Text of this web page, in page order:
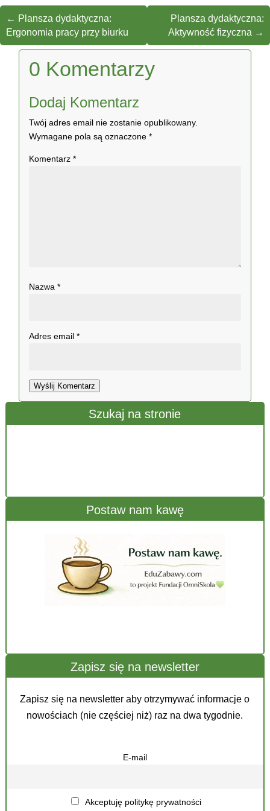
Szukaj na stronie
Postaw nam kawę
Zapisz się na newsletter
Zapisz się na newsletter aby otrzymywać informacje o
nowościach (nie częściej niż) raz na dwa tygodnie.
E-mail
Akceptuję politykę prywatności
← Plansza dydaktyczna:
Ergonomia pracy przy biurku
Plansza dydaktyczna:
Aktywność fizyczna →
0 Komentarzy
Dodaj Komentarz
Twój adres email nie zostanie opublikowany.
Wymagane pola są oznaczone*
Komentarz*
Nazwa*
Adres email*
Wyślij Komentarz